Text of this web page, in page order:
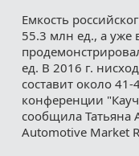
Емкость
55.3 млн ед., а уже
ед. В 2016 г.
составит около
конференции
сообщила Татьяна
Automotive Market